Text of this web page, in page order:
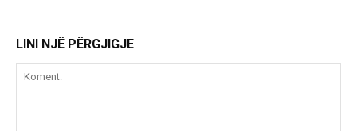
LINI NJË PËRGJIGJE